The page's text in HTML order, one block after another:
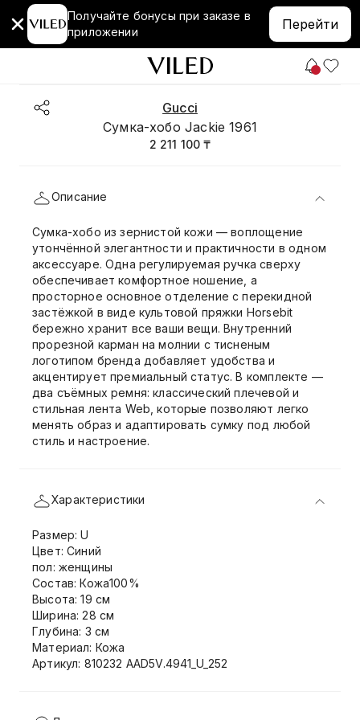
Получайте бонусы при заказе в
приложении
Перейти
Gucci
Сумка-хобо Jackie 1961
2 211 100 ₸
Описание
Сумка-хобо из зернистой кожи — воплощение
утончённой элегантности и практичности в одном
аксессуаре. Одна регулируемая ручка сверху
обеспечивает комфортное ношение, а
просторное основное отделение с перекидной
застёжкой в виде культовой пряжки Horsebit
бережно хранит все ваши вещи. Внутренний
прорезной карман на молнии с тисненым
логотипом бренда добавляет удобства и
акцентирует премиальный статус. В комплекте —
два съёмных ремня: классический плечевой и
стильная лента Web, которые позволяют легко
менять образ и адаптировать сумку под любой
стиль и настроение.
Характеристики
Размер: U
Цвет: Синий
пол: женщины
Состав: Кожа100%
Высота: 19 см
Ширина: 28 см
Глубина: 3 см
Материал: Кожа
Артикул: 810232 AAD5V.4941_U_252